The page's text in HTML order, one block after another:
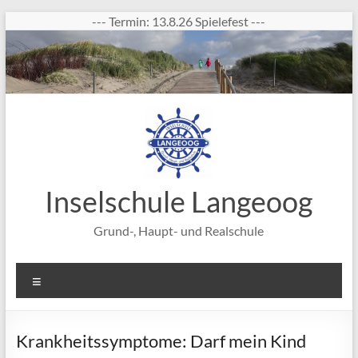
Inhalt
springen
--- Termin: 13.8.26 Spielefest ---
Inselschule Langeoog
Grund-, Haupt- und Realschule
Krankheitssymptome: Darf mein Kind